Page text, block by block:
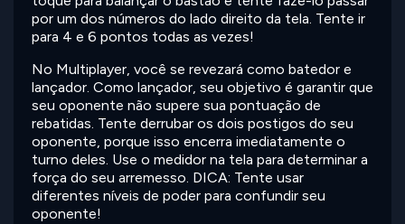
por um dos números do lado direito da tela. Tente ir
para 4 e 6 pontos todas as vezes!
No Multiplayer, você se revezará como batedor e
lançador. Como lançador, seu objetivo é garantir que
seu oponente não supere sua pontuação de
rebatidas. Tente derrubar os dois postigos do seu
oponente, porque isso encerra imediatamente o
turno deles. Use o medidor na tela para determinar a
força do seu arremesso. DICA: Tente usar
diferentes níveis de poder para confundir seu
oponente!